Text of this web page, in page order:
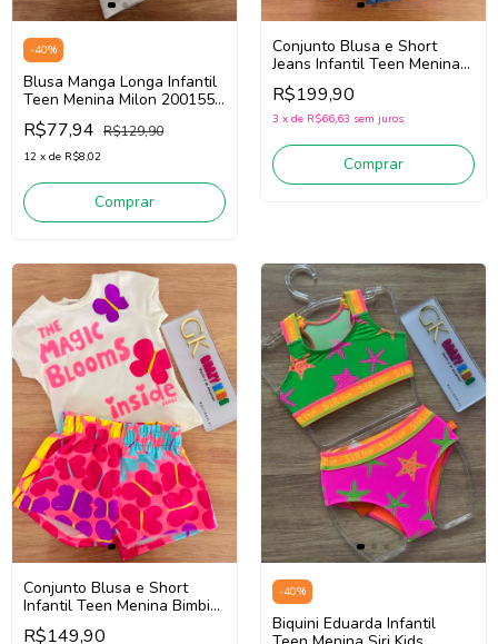
-40%
Blusa Manga Longa Infantil
Teen Menina Milon 2001557
(Off White)
R$77,94 R$129,90
12 x de R$8,02
Comprar
Conjunto Blusa e Short
Jeans Infantil Teen Menina
Bimbi Fb177 (Off
White/Jeans)
R$199,90
3 x de R$66,63 sem juros
Comprar
Conjunto Blusa e Short
Infantil Teen Menina Bimbi
Fb203 (Off White/Rosa)
R$149,90
-40%
Biquini Eduarda Infantil